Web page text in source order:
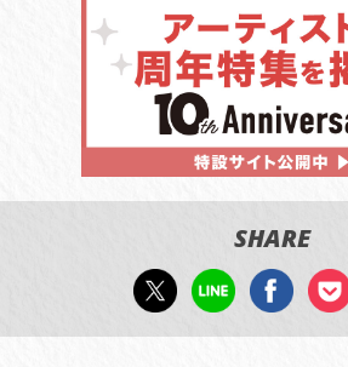
SHARE